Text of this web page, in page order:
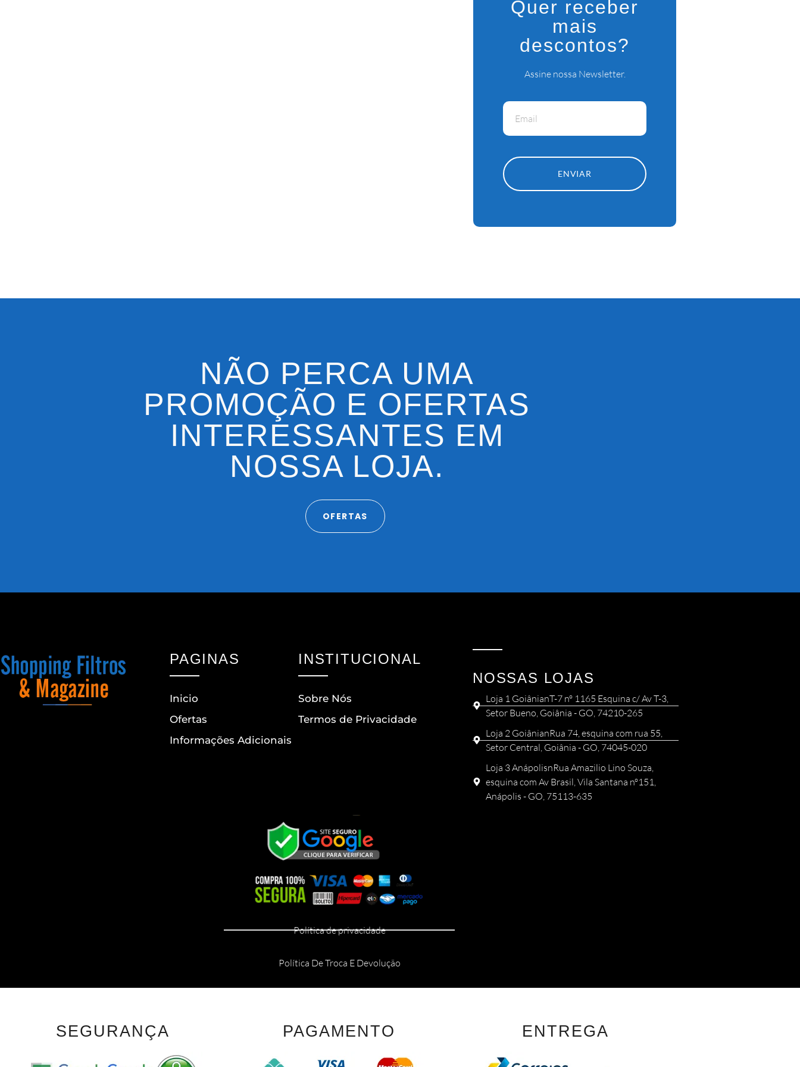
Quer receber
mais
descontos?
Assine nossa Newsletter.
ENVIAR
NÃO PERCA UMA
PROMOÇÃO E OFERTAS
INTERESSANTES EM
NOSSA LOJA.
OFERTAS
PAGINAS
Inicio
Ofertas
Informações Adicionais
INSTITUCIONAL
Sobre Nós
Termos de Privacidade
NOSSAS LOJAS
Loja 1 GoiânianT-7 nº 1165 Esquina c/ Av T-3,
Setor Bueno, Goiânia - GO, 74210-265
Loja 2 GoiânianRua 74, esquina com rua 55,
Setor Central, Goiânia - GO, 74045-020
Loja 3 AnápolisnRua Amazilio Lino Souza,
esquina com Av Brasil, Vila Santana nº151,
Anápolis - GO, 75113-635
Política de privacidade
Política De Troca E Devolução
SEGURANÇA PAGAMENTO ENTREGA